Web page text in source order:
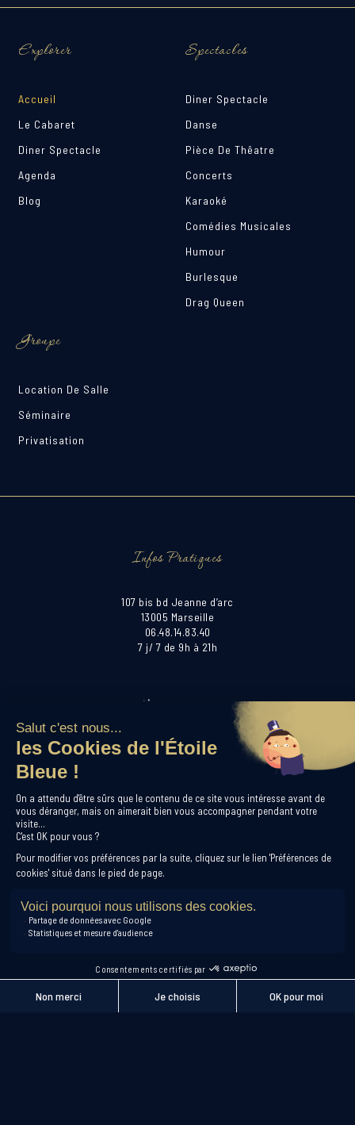
Explorer
Accueil
Le Cabaret
Diner Spectacle
Agenda
Blog
Spectacles
Diner Spectacle
Danse
Pièce De Thêatre
Concerts
Karaoké
Comédies Musicales
Humour
Burlesque
Drag Queen
Groupe
Location De Salle
Séminaire
Privatisation
Infos Pratiques
107 bis bd Jeanne d’arc
13005 Marseille
06.48.14.83.40
7 j/ 7 de 9h à 21h
Newsletter
Inscris-toi à notre newsletter
pour profiter de nos offres exclusives !